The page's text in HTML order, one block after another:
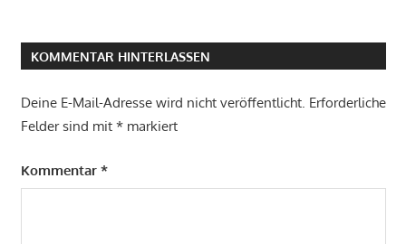
KOMMENTAR HINTERLASSEN
Deine E-Mail-Adresse wird nicht veröffentlicht. Erforderliche
Felder sind mit *markiert
Kommentar *